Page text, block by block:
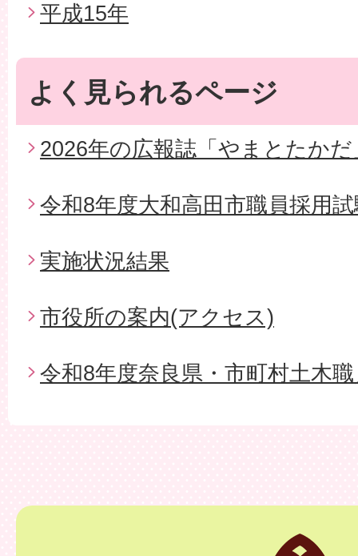
平成15年
よく見られるページ
2026年の広報誌「やまとたかだ
令和8年度大和高田市職員採用
実施状況結果
市役所の案内(アクセス)
令和8年度奈良県・市町村土木